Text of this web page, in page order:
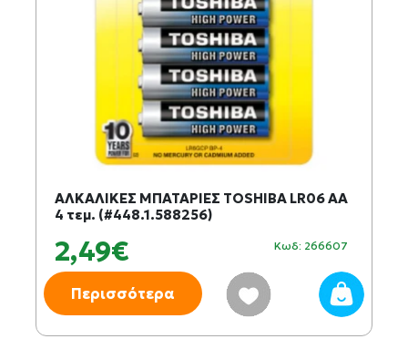
ΑΛΚΑΛΙΚΕΣ ΜΠΑΤΑΡΙΕΣ TOSHIBA LR06 AΑ
4 τεμ. (#448.1.588256)
2,49€ Κωδ: 266607
Περισσότερα